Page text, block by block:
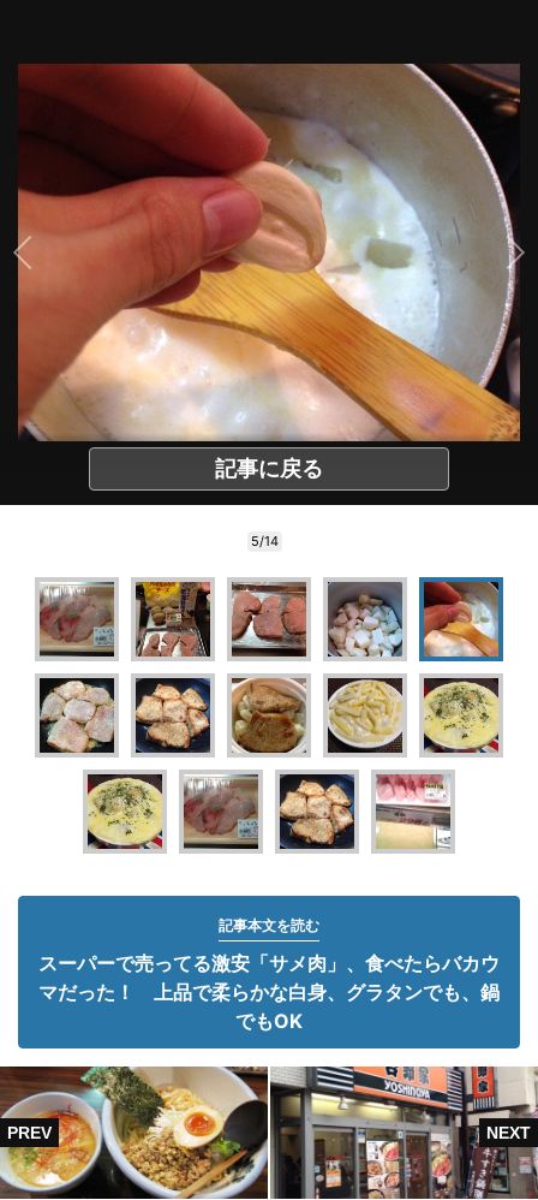
記事に戻る
5/14
記事本文を読む
スーパーで売ってる激安「サメ肉」、食べたらバカウ
マだった！ 上品で柔らかな白身、グラタンでも、鍋
でもOK